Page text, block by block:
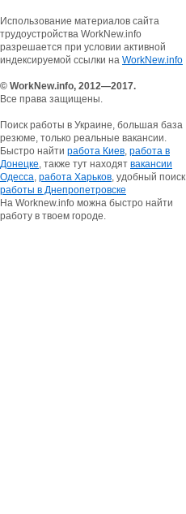
Использование материалов сайта
трудоустройства WorkNew.info
разрешается при условии активной
индексируемой ссылки на WorkNew.info
© WorkNew.info, 2012—2017.
Все права защищены.
Поиск работы в Украине, большая база
резюме, только реальные вакансии.
Быстро найти работа Киев, работа в
Донецке, также тут находят вакансии
Одесса, работа Харьков, удобный поиск
работы в Днепропетровске
На Worknew.info можна быстро найти
работу в твоем городе.